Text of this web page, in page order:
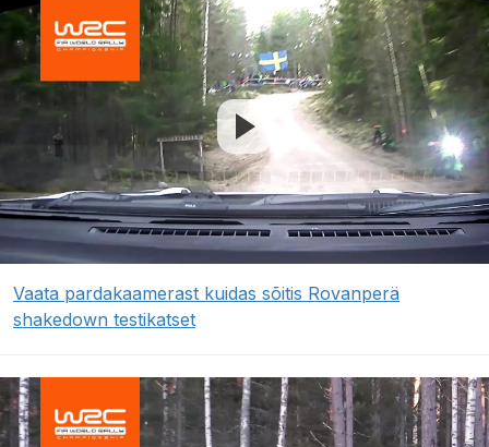
Vaata pardakaamerast kuidas sõitis Rovanperä
shakedown testikatset